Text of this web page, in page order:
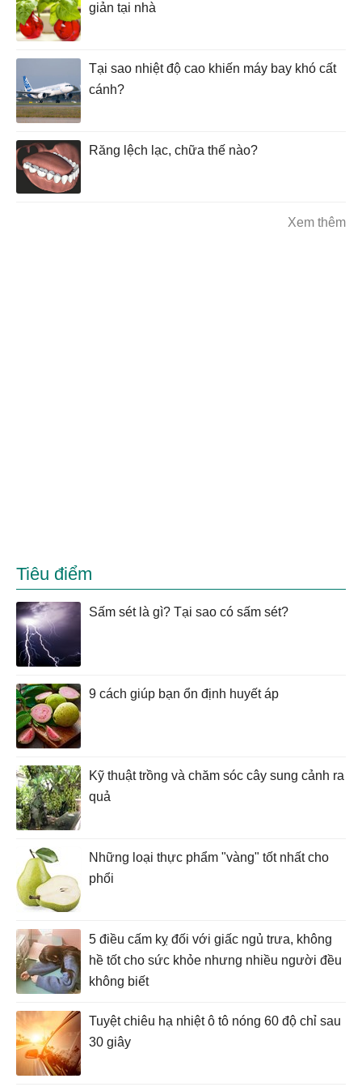
giản tại nhà
Tại sao nhiệt độ cao khiến máy bay khó cất
cánh?
Răng lệch lạc, chữa thế nào?
Xem thêm
Tiêu điểm
Sấm sét là gì? Tại sao có sấm sét?
9 cách giúp bạn ổn định huyết áp
Kỹ thuật trồng và chăm sóc cây sung cảnh ra
quả
Những loại thực phẩm "vàng" tốt nhất cho
phổi
5 điều cấm kỵ đối với giấc ngủ trưa, không
hề tốt cho sức khỏe nhưng nhiều người đều
không biết
Tuyệt chiêu hạ nhiệt ô tô nóng 60 độ chỉ sau
30 giây